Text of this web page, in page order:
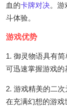
血的卡牌对决。游
斗体验。
游戏优势
1. 御灵物语具有
可迅速掌握游戏的
2. 游戏精美的二
在充满幻想的游戏